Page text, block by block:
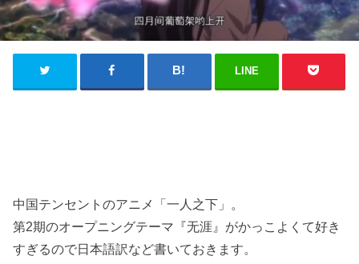
LINE
中国テンセントのアニメ「一人之下」。
第2期のオープニングテーマ『无涯』がかっこよくて好き
すぎるので日本語訳など書いておきます。